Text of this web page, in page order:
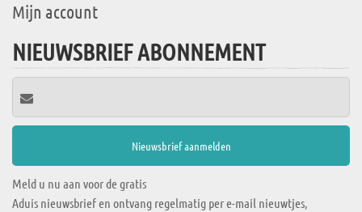
Mijn account
NIEUWSBRIEF ABONNEMENT
Meld u nu aan voor de gratis
Aduis nieuwsbrief en ontvang regelmatig per e-mail nieuwtjes,